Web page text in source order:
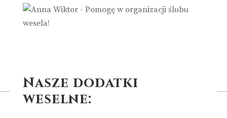
Nasze dodatki
weselne: